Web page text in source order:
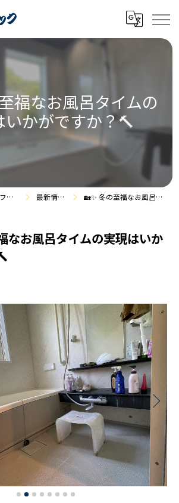
福なお風呂タイムの
いかがですか？🔨
埼玉県加須市のリフォームなら株式会社エアロック 最新情報・施工事例 🏡✨ 冬の至福なお風呂タイムの実現はいかがですか？🔨
なお風呂タイムの実現はいか